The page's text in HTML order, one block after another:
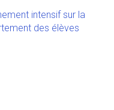
intensif sur la
des élèves